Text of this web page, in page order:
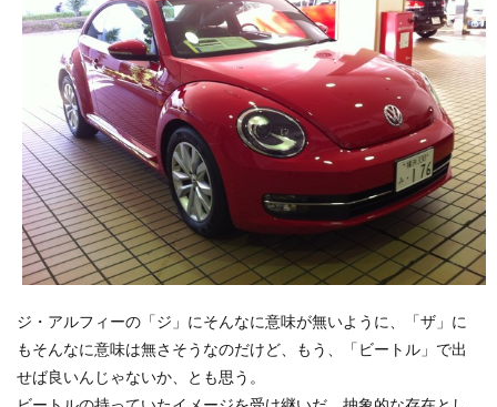
ジ・アルフィーの「ジ」にそんなに意味が無いように、「ザ」に
もそんなに意味は無さそうなのだけど、もう、「ビートル」で出
せば良いんじゃないか、とも思う。